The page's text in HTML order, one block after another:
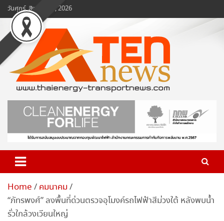
Skip
to
content
วันศุกร์, สิงหาคม 7, 2026
www.ten-news.com
ข่าวพลังงานและคมนาคม
Home
คมนาคม
“ภัทรพงศ์” ลงพื้นที่ด่วนตรวจอุโมงค์รถไฟฟ้าสีม่วงใต้ หลังพบน้ำ
รั่วใกล้วงเวียนใหญ่